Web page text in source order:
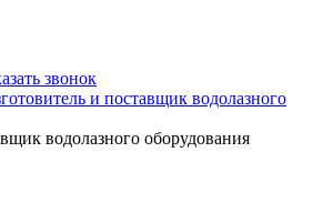
звонок
водолазного оборудования